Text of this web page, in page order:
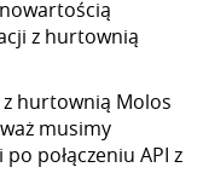
z hurtownią
z hurtownią Molos
musimy
połączeniu API z